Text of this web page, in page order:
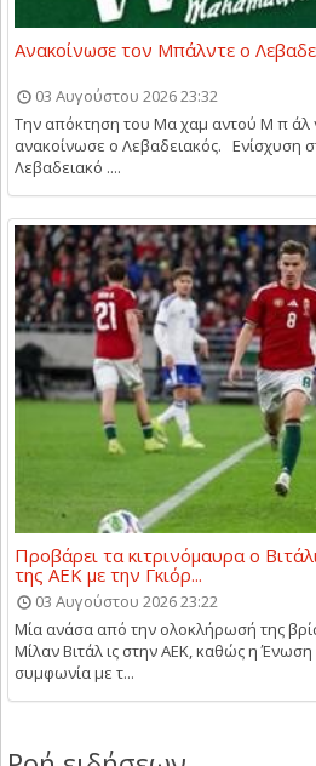
Ανακοίνωσε τον Μπάλντε ο
03 Αυγούστου 2026 23:32
Την απόκτηση του Μα χαμ αντού Μ π άλ
ανακοίνωσε ο Λεβαδειακός. Ενίσχυση
Λεβαδειακό ....
Προβάρει τα κιτρινόμαυρα ο
της ΑΕΚ με την Γκιόρ...
03 Αυγούστου 2026 23:22
Μία ανάσα από την ολοκλήρωσή της
Μίλαν Βιτάλ ις στην ΑΕΚ, καθώς η
συμφωνία με τ...